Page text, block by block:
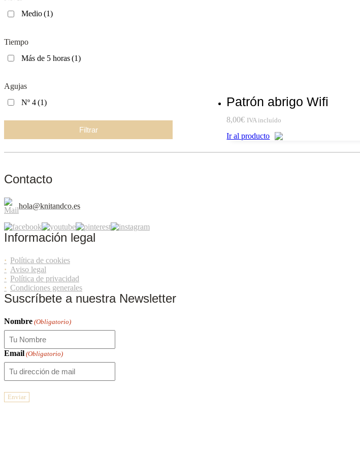
Medio(1)
Tiempo
Más de 5 horas(1)
Agujas
Nº 4(1)
Filtrar
Patrón abrigo Wifi
8,00€ IVA incluído
Ir al producto
Contacto
hola@knitandco.es
Información legal
Política de cookies
Aviso legal
Política de privacidad
Condiciones generales
Suscríbete a nuestra Newsletter
Nombre (Obligatorio)
Email (Obligatorio)